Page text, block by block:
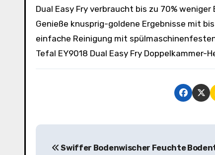
Dual Easy Fry verbraucht bis zu 70%
Genieße knusprig-goldene Ergebnisse mit
einfache Reinigung mit
Tefal EY9018 Dual Easy Fry
B
Swiffer Bodenwischer Feuchte